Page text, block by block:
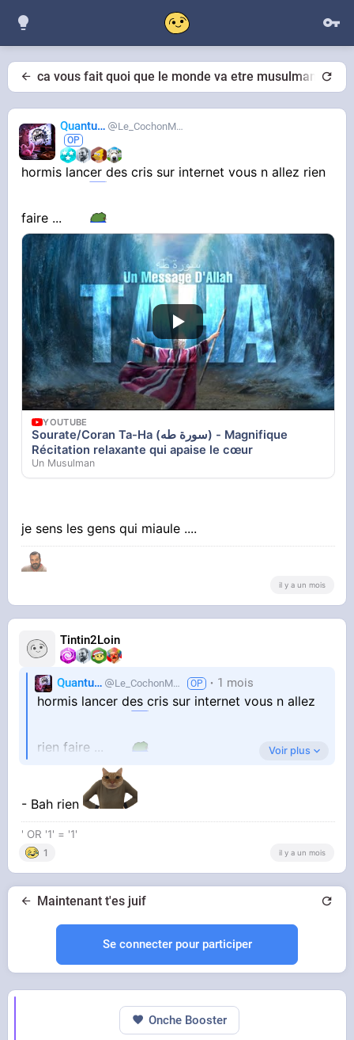
ca vous fait quoi que le monde va etre musulman
Quantum Le_CochonMuslim
hormis lancer des cris sur internet vous n allez rien
faire ...
YOUTUBE
Sourate/Coran Ta-Ha (سورة طه) - Magnifique
Récitation relaxante qui apaise le cœur
Un Musulman
je sens les gens qui miaule ....
il y a un mois
Tintin2Loin
Quantum Le_CochonMuslim 1 mois
hormis lancer des cris sur internet vous n allez
rien faire ...
Vidéo YouTube
je sens les gens qui miaule ....
Voir plus
- Bah rien
' OR '1' = '1'
1 il y a un mois
Maintenant t'es juif
Se connecter pour participer
Onche Booster